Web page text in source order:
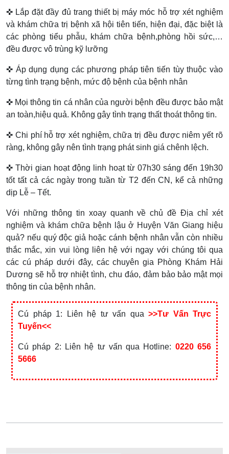
✜ Lắp đặt đầy đủ trang thiết bị máy móc hỗ trợ xét nghiệm
và khám chữa trị bệnh xã hội tiên tiến, hiện đại, đặc biệt là
các phòng tiểu phẫu, khám chữa bệnh,phòng hồi sức,…
đều được vô trùng kỹ lưỡng
✜ Áp dụng dụng các phương pháp tiên tiến tùy thuộc vào
từng tình trạng bệnh, mức độ bệnh của bệnh nhân
✜ Mọi thông tin cá nhân của người bệnh đều được bảo mật
an toàn,hiệu quả. Không gây tình trạng thất thoát thông tin.
✜ Chi phí hỗ trợ xét nghiệm, chữa trị đều được niêm yết rõ
ràng, không gây nên tình trạng phát sinh giá chênh lệch.
✜ Thời gian hoạt động linh hoạt từ 07h30 sáng đến 19h30
tốt tất cả các ngày trong tuần từ T2 đến CN, kể cả những
dịp Lễ – Tết.
Với những thông tin xoay quanh về chủ đề Địa chỉ xét
nghiệm và khám chữa bệnh lậu ở Huyện Văn Giang hiệu
quả? nếu quý độc giả hoặc cánh bệnh nhân vẫn còn nhiều
thắc mắc, xin vui lòng liên hệ với ngay với chúng tôi qua
các cú pháp dưới đây, các chuyên gia Phòng Khám Hải
Dương sẽ hỗ trợ nhiệt tình, chu đáo, đảm bảo bảo mật mọi
thông tin của bệnh nhân.
Cú pháp 1: Liên hệ tư vấn qua >>Tư Vấn Trực
Tuyến<<
Cú pháp 2: Liên hệ tư vấn qua Hotline: 0220 656
5666